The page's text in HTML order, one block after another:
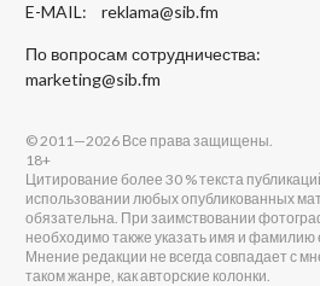
E-MAIL: reklama@sib.fm
По вопросам сотрудничества:
marketing@sib.fm
© 2011—2026 Все права защищены.
18+
Цитирование более 30 % текста
использовании любых опубликованных
обязательна. При заимствовании
необходимо также указать имя и фамилию
Мнение редакции не всегда совпадает с
таком жанре, как авторские колонки.